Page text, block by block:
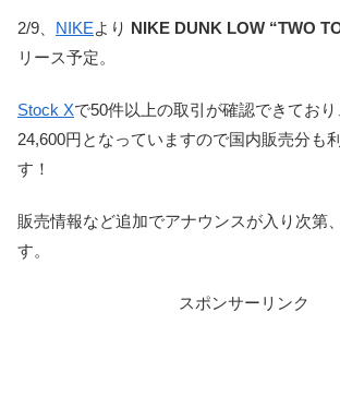
2/9、 NIKEより NIKE DUNK LOW “TWO
リース予定。
Stock Xで50件以上の取引が確認できてお
24,600円となっていますので国内販売分も
す！
販売情報など追加でアナウンスが入り次第
す。
スポンサーリンク